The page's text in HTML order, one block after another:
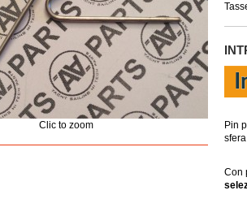
Pin
Con
Clic to zoom